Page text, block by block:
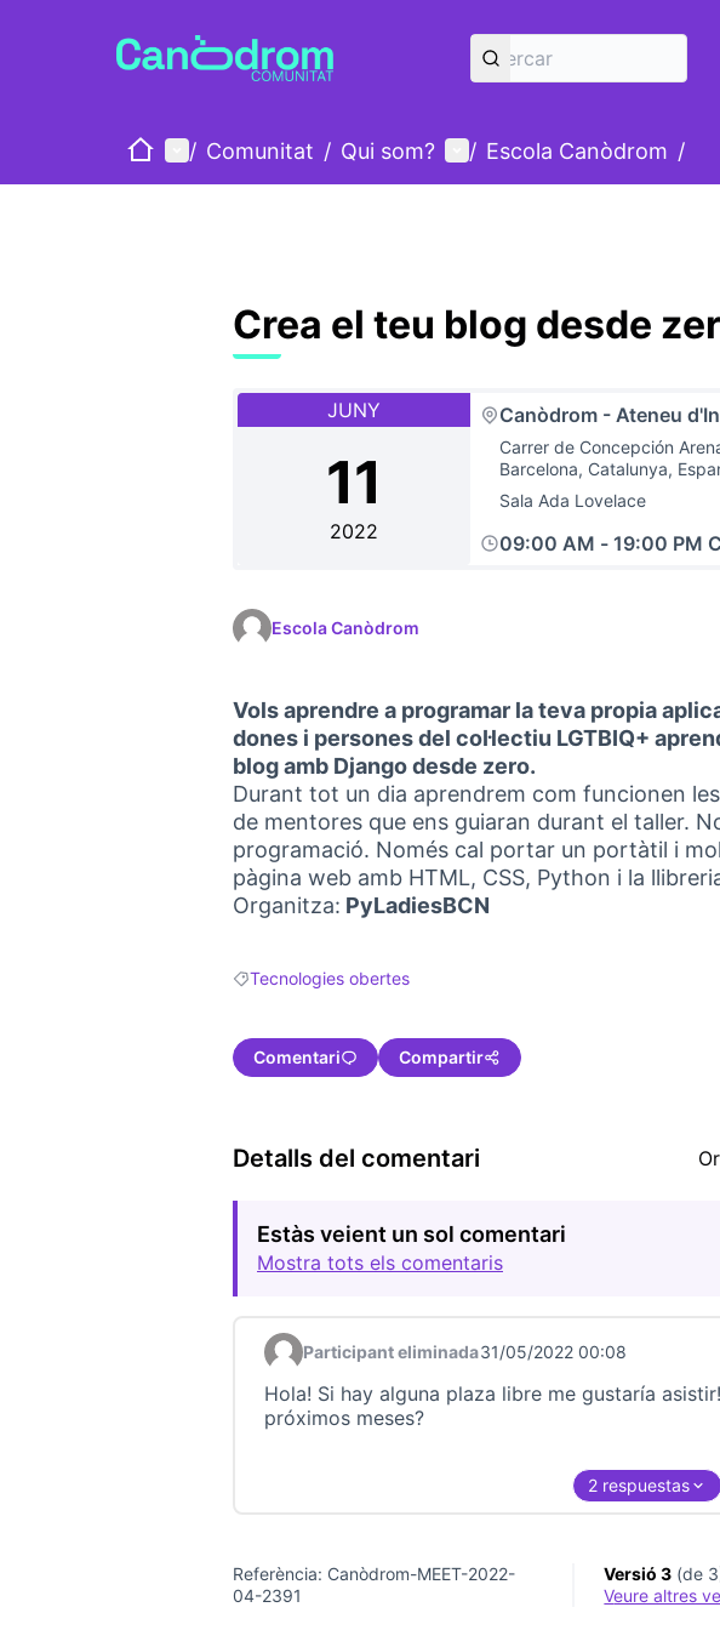
IniciMenú principal
/ Comunitat / Qui som? Menú d'usuari
/ Escola Canòdrom /
Crea el teu blog desde
JUNY
11
2022
Canòdrom - Ateneu
Carrer de Concepción
Barcelona, Catalunya,
Sala Ada Lovelace
09:00 AM - 19:00 PM
Escola Canòdrom
Vols aprendre a programar la teva propia
dones i persones del col·lectiu LGTBIQ+
blog amb Django desde zero.
Durant tot un dia aprendrem com funcionen
de mentores que ens guiaran durant el taller.
programació. Només cal portar un portàtil i
pàgina web amb HTML, CSS, Python i la
Organitza: PyLadiesBCN
Resultats en filtrar per: Tecnologies obertes
Tecnologies obertes
Comentari Compartir
Detalls del comentari
Estàs veient un sol comentari
Mostra tots els comentaris
Comentari 22958
Participant eliminada31/05/2022 00:08
Hola! Si hay alguna plaza libre me gustaría
próximos meses?
2 respuestas
Referència: Canòdrom-MEET-2022-
04-2391
Versió 3 (de
veure altres